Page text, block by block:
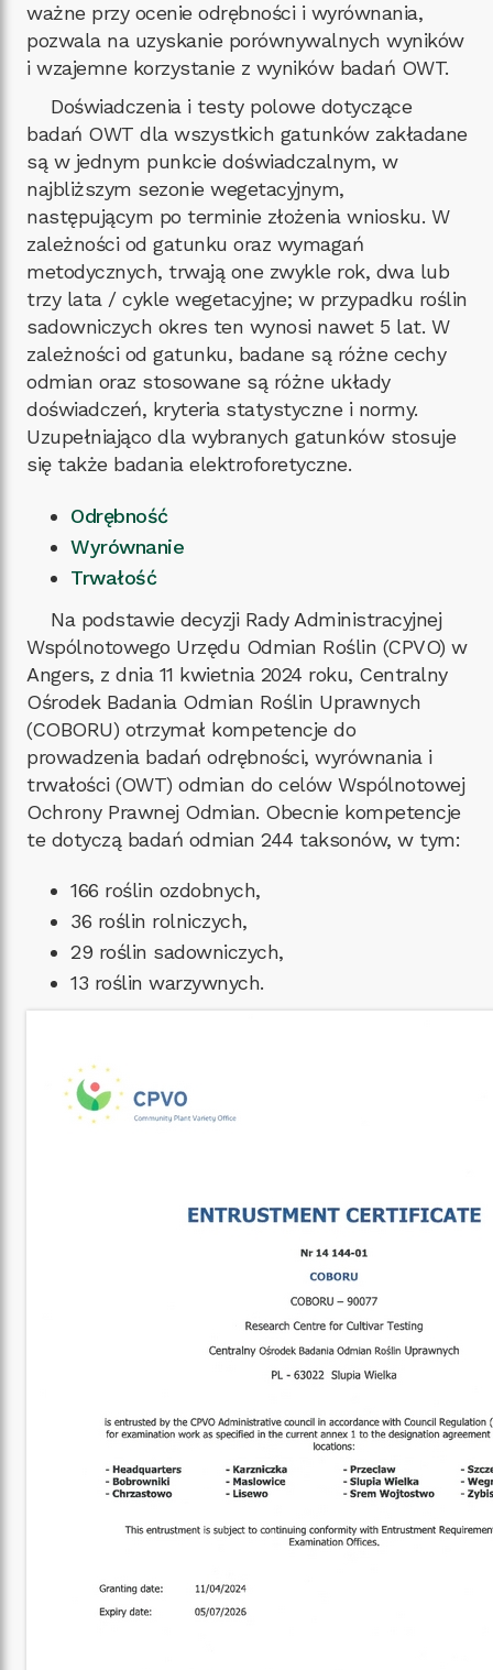
ważne przy ocenie odrębności i wyrównania,
pozwala na uzyskanie porównywalnych wyników
i wzajemne korzystanie z wyników badań OWT.
Doświadczenia i testy polowe dotyczące
badań OWT dla wszystkich gatunków zakładane
są w jednym punkcie doświadczalnym, w
najbliższym sezonie wegetacyjnym,
następującym po terminie złożenia wniosku. W
zależności od gatunku oraz wymagań
metodycznych, trwają one zwykle rok, dwa lub
trzy lata / cykle wegetacyjne; w przypadku roślin
sadowniczych okres ten wynosi nawet 5 lat. W
zależności od gatunku, badane są różne cechy
odmian oraz stosowane są różne układy
doświadczeń, kryteria statystyczne i normy.
Uzupełniająco dla wybranych gatunków stosuje
się także badania elektroforetyczne.
Odrębność
Wyrównanie
Trwałość
Na podstawie decyzji Rady Administracyjnej
Wspólnotowego Urzędu Odmian Roślin (CPVO) w
Angers, z dnia 11 kwietnia 2024 roku, Centralny
Ośrodek Badania Odmian Roślin Uprawnych
(COBORU) otrzymał kompetencje do
prowadzenia badań odrębności, wyrównania i
trwałości (OWT) odmian do celów Wspólnotowej
Ochrony Prawnej Odmian. Obecnie kompetencje
te dotyczą badań odmian 244 taksonów, w tym:
166 roślin ozdobnych,
36 roślin rolniczych,
29 roślin sadowniczych,
13 roślin warzywnych.